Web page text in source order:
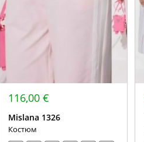
116,00 €
Mislana 1326
Костюм